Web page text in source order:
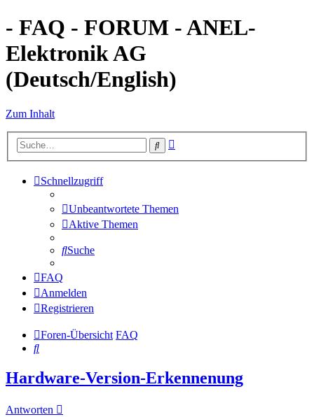
- FAQ - FORUM - ANEL-
Elektronik AG
(Deutsch/English)
Zum Inhalt
Suche
Schnellzugriff
Unbeantwortete Themen
Aktive Themen
Suche
FAQ
Anmelden
Registrieren
Foren-Übersicht FAQ
Suche
Hardware-Version-Erkennenung
Antworten